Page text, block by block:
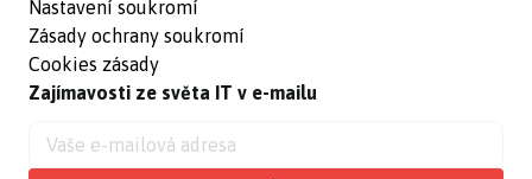
Nastavení soukromí
Zásady ochrany soukromí
Cookies zásady
Zajímavosti ze světa IT v e-mailu